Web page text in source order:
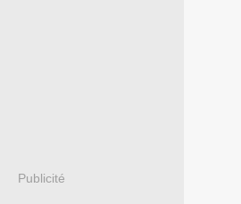
Publicité